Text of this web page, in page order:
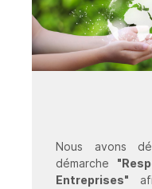
Nous avons
démarche
Entreprises"